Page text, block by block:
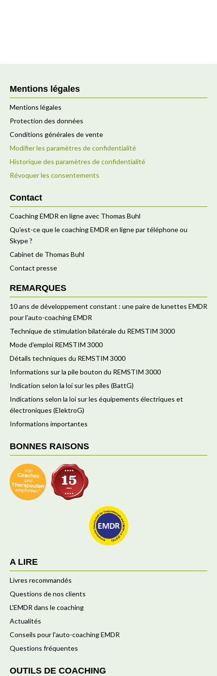
Mentions légales
Mentions légales
Protection des données
Conditions générales de vente
Modifier les paramètres de confidentialité
Historique des paramètres de confidentialité
Révoquer les consentements
Contact
Coaching EMDR en ligne avec Thomas Buhl
Qu'est-ce que le coaching EMDR en ligne par téléphone ou
Skype ?
Cabinet de Thomas Buhl
Contact presse
REMARQUES
10 ans de développement constant : une paire de lunettes EMDR
pour l'auto-coaching EMDR
Technique de stimulation bilatérale du REMSTIM 3000
Mode d'emploi REMSTIM 3000
Détails techniques du REMSTIM 3000
Informations sur la pile bouton du REMSTIM 3000
Indication selon la loi sur les piles (BattG)
Indications selon la loi sur les équipements électriques et
électroniques (ElektroG)
Informations importantes
BONNES RAISONS
A LIRE
Livres recommandés
Questions de nos clients
L'EMDR dans le coaching
Actualités
Conseils pour l'auto-coaching EMDR
Questions fréquentes
OUTILS DE COACHING